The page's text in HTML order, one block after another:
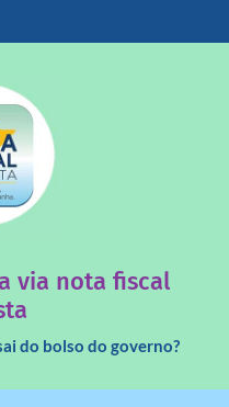
via nota fiscal
do bolso do governo?